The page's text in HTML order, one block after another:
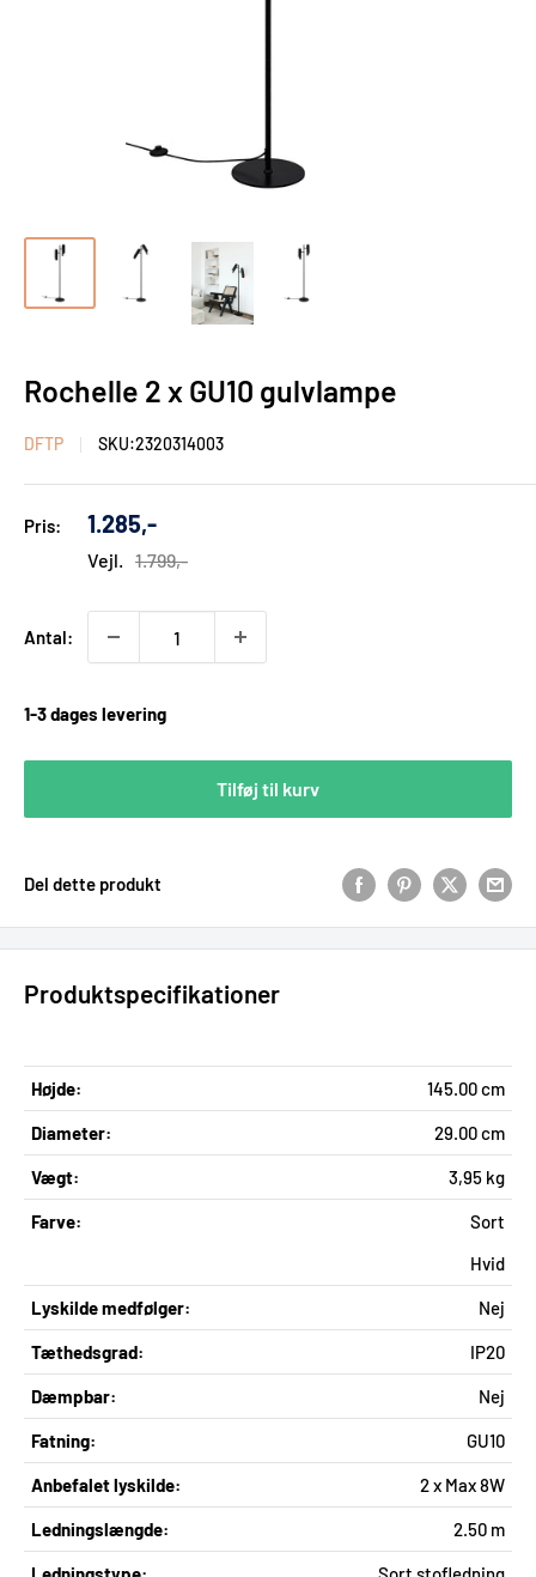
Rochelle 2 x GU10 gulvlampe
DFTP SKU:2320314003
Pris:
Udsalgs
1.285,-
Vejl. 1.799,-
Antal:
1-3 dages levering
Tilføj til kurv
Del dette produkt
Produktspecifikationer
Højde: 145.00 cm
Diameter: 29.00 cm
Vægt: 3,95 kg
Farve:
Sort
Hvid
Lyskilde medfølger: Nej
Tæthedsgrad: IP20
Dæmpbar: Nej
Fatning: GU10
Anbefalet lyskilde: 2 x Max 8W
Ledningslængde: 2.50 m